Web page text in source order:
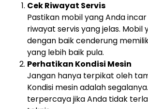
Cek Riwayat Servis
Pastikan mobil yang Anda
riwayat servis yang jelas. Mobil
dengan baik cenderung
yang lebih baik pula.
Perhatikan Kondisi Mesin
Jangan hanya terpikat oleh
Kondisi mesin adalah
terpercaya jika Anda tidak